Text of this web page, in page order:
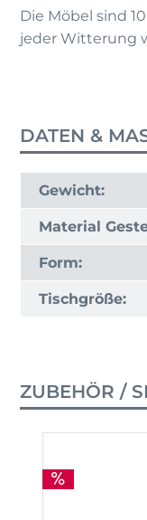
Die Möbel sind
jeder Witterung
DATEN &
Gewicht:
Material
Form:
Tischgröße:
ZUBEHÖR /